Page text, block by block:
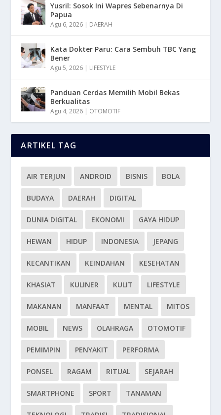
Yusril: Sosok Ini Wapres Sebenarnya Di
Papua
Agu 6, 2026 | DAERAH
Kata Dokter Paru: Cara Sembuh TBC Yang
Bener
Agu 5, 2026 | LIFESTYLE
Panduan Cerdas Memilih Mobil Bekas
Berkualitas
Agu 4, 2026 | OTOMOTIF
ARTIKEL TAG
AIR TERJUN ANDROID BISNIS BOLA
BUDAYA DAERAH DIGITAL
DUNIA DIGITAL EKONOMI GAYA HIDUP
HEWAN HIDUP INDONESIA JEPANG
KECANTIKAN KEINDAHAN KESEHATAN
KHASIAT KULINER KULIT LIFESTYLE
MAKANAN MANFAAT MENTAL MITOS
MOBIL NEWS OLAHRAGA OTOMOTIF
PEMIMPIN PENYAKIT PERFORMA
PONSEL RAGAM RITUAL SEJARAH
SMARTPHONE SPORT TANAMAN